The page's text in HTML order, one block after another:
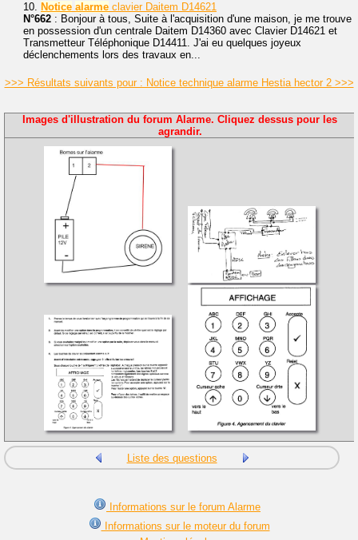
10. Notice alarme clavier Daitem D14621
N°662 : Bonjour à tous, Suite à l'acquisition d'une maison, je me trouve
en possession d'un centrale Daitem D14360 avec Clavier D14621 et
Transmetteur Téléphonique D14411. J'ai eu quelques joyeux
déclenchements lors des travaux en...
>>> Résultats suivants pour : Notice technique alarme Hestia hector 2 >>>
Images d'illustration du forum Alarme. Cliquez dessus pour les
agrandir.
Liste des questions
Informations sur le forum Alarme
Informations sur le moteur du forum